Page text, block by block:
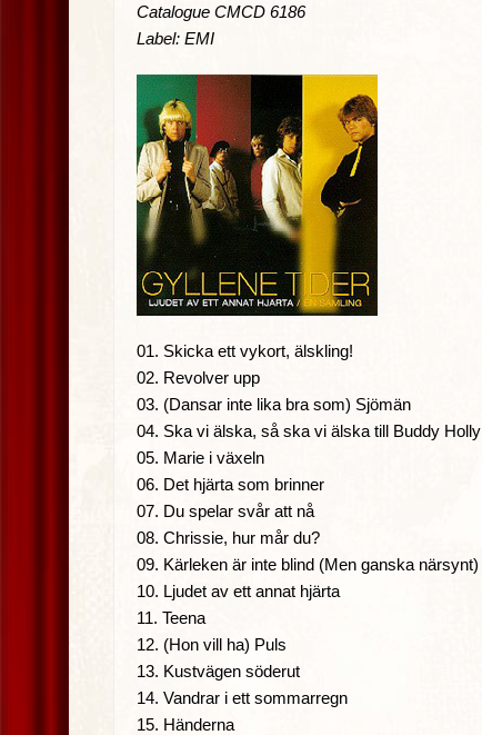
Catalogue CMCD 6186
Label: EMI
01. Skicka ett vykort, älskling!
02. Revolver upp
03. (Dansar inte lika bra som) Sjömän
04. Ska vi älska, så ska vi älska till Buddy Holly
05. Marie i växeln
06. Det hjärta som brinner
07. Du spelar svår att nå
08. Chrissie, hur mår du?
09. Kärleken är inte blind (Men ganska närsynt)
10. Ljudet av ett annat hjärta
11. Teena
12. (Hon vill ha) Puls
13. Kustvägen söderut
14. Vandrar i ett sommarregn
15. Händerna